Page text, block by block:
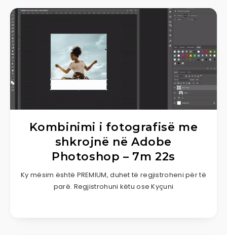
Kombinimi i fotografisë me
shkrojnë në Adobe
Photoshop – 7m 22s
Ky mësim është PREMIUM, duhet të regjistroheni për të
parë. Regjistrohuni këtu ose Kyçuni